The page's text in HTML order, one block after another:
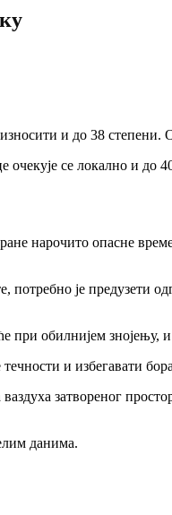
и до 38 степени.
се локално и до
нарочито опасне
потребно је предузети
обилнијем знојењу,
и избегавати
затвореног
данима.